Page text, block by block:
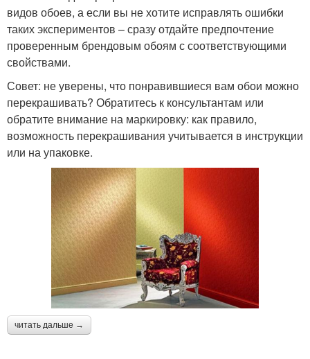
видов обоев, а если вы не хотите исправлять ошибки
таких экспериментов – сразу отдайте предпочтение
проверенным брендовым обоям с соответствующими
свойствами.
Совет: не уверены, что понравившиеся вам обои можно
перекрашивать? Обратитесь к консультантам или
обратите внимание на маркировку: как правило,
возможность перекрашивания учитывается в инструкции
или на упаковке.
читать дальше →